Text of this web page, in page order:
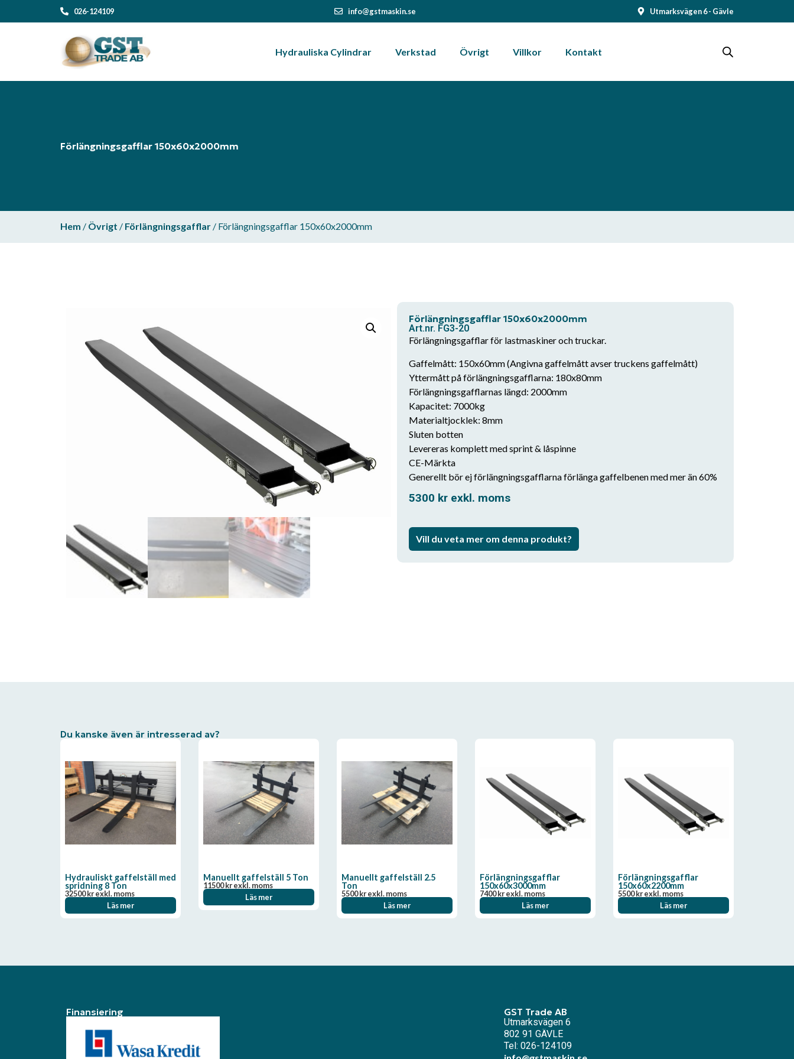
026-124109 info@gstmaskin.se Utmarksvägen 6 - Gävle
Hydrauliska Cylindrar Verkstad Övrigt Villkor Kontakt
Förlängningsgafflar 150x60x2000mm
Hem / Övrigt / Förlängningsgafflar / Förlängningsgafflar 150x60x2000mm
Förlängningsgafflar 150x60x2000mm
Art.nr. FG3-20
Förlängningsgafflar för lastmaskiner och truckar.
Gaffelmått: 150x60mm (Angivna gaffelmått avser truckens gaffelmått)
Yttermått på förlängningsgafflarna: 180x80mm
Förlängningsgafflarnas längd: 2000mm
Kapacitet: 7000kg
Materialtjocklek: 8mm
Sluten botten
Levereras komplett med sprint & låspinne
CE-Märkta
Generellt bör ej förlängningsgafflarna förlänga gaffelbenen med mer än 60%
5300 kr exkl. moms
Vill du veta mer om denna produkt?
Du kanske även är intresserad av?
Hydrauliskt gaffelställ med
spridning 8 Ton
32500krexkl. moms
Läs mer
Manuellt gaffelställ 5 Ton
11500krexkl. moms
Läs mer
Manuellt gaffelställ 2.5
Ton
5500krexkl. moms
Läs mer
Förlängningsgafflar
150x60x3000mm
7400krexkl. moms
Läs mer
Förlängningsgafflar
150x60x2200mm
5500krexkl. moms
Läs mer
Finansiering GST Trade AB
Utmarksvägen 6
802 91 GÄVLE
Tel: 026-124109